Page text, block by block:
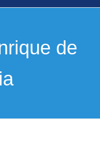
de